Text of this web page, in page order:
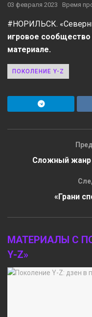
03 февраля 2023 Время
#НОРИЛЬСК.
игровое
материале.
ПОКОЛЕНИЕ Y-Z
Сложный жанр
«Грани
МАТЕРИАЛЫ С
Y-Z»